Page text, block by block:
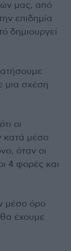
μας, από
επιδημία
δημιουργεί
μια σχέση
οι
κατά μέσο
όταν οι
4 φορές και
μέσο όρο
έχουμε